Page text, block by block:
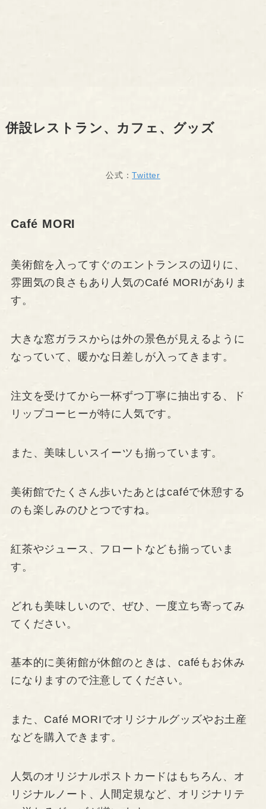
併設レストラン、カフェ、グッズ
公式：Twitter
Café MORI
美術館を入ってすぐのエントランスの辺りに、
雰囲気の良さもあり人気のCafé MORIがありま
す。
大きな窓ガラスからは外の景色が見えるように
なっていて、暖かな日差しが入ってきます。
注文を受けてから一杯ずつ丁寧に抽出する、ド
リップコーヒーが特に人気です。
また、美味しいスイーツも揃っています。
美術館でたくさん歩いたあとはcaféで休憩する
のも楽しみのひとつですね。
紅茶やジュース、フロートなども揃っていま
す。
どれも美味しいので、ぜひ、一度立ち寄ってみ
てください。
基本的に美術館が休館のときは、caféもお休み
になりますので注意してください。
また、Café MORIでオリジナルグッズやお土産
などを購入できます。
人気のオリジナルポストカードはもちろん、オ
リジナルノート、人間定規など、オリジナリテ